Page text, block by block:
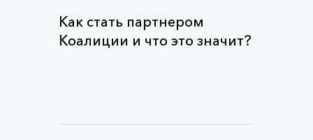
Как стать партнером
Коалиции и что это значит?